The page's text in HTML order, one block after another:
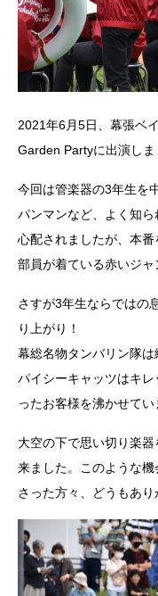
2021年6月5日、幕張ベ
Garden Partyに出演しま
今回は管楽器の3年生を
パンマンなど、よく知
心配されましたが、本番
部員が着ている赤いジャ
さすが3年生ならではの
り上がり！
幕総名物タンバリン隊
パイシーキャッツはキ
ったお客様を沸かせてい
大空の下で思い切り楽
来ました。このような
さった方々、どうもあり